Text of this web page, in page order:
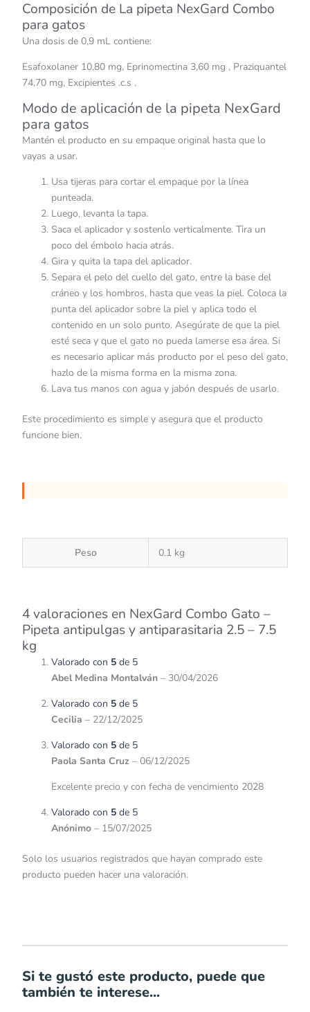
Composición de La pipeta NexGard Combo
para gatos
Una dosis de 0,9 mL contiene:
Esafoxolaner 10,80 mg, Eprinomectina 3,60 mg , Praziquantel
74,70 mg, Excipientes .c.s .
Modo de aplicación de la pipeta NexGard
para gatos
Mantén el producto en su empaque original hasta que lo
vayas a usar.
Usa tijeras para cortar el empaque por la línea
punteada.
Luego, levanta la tapa.
Saca el aplicador y sostenlo verticalmente. Tira un
poco del émbolo hacia atrás.
Gira y quita la tapa del aplicador.
Separa el pelo del cuello del gato, entre la base del
cráneo y los hombros, hasta que veas la piel. Coloca la
punta del aplicador sobre la piel y aplica todo el
contenido en un solo punto. Asegúrate de que la piel
esté seca y que el gato no pueda lamerse esa área. Si
es necesario aplicar más producto por el peso del gato,
hazlo de la misma forma en la misma zona.
Lava tus manos con agua y jabón después de usarlo.
Este procedimiento es simple y asegura que el producto
funcione bien.
Peso 0.1 kg
4 valoraciones en NexGard Combo Gato –
Pipeta antipulgas y antiparasitaria 2.5 – 7.5
kg
Valorado con 5 de 5
Abel Medina Montalván – 30/04/2026
Valorado con 5 de 5
Cecilia – 22/12/2025
Valorado con 5 de 5
Paola Santa Cruz – 06/12/2025
Excelente precio y con fecha de vencimiento 2028
Valorado con 5 de 5
Anónimo – 15/07/2025
Solo los usuarios registrados que hayan comprado este
producto pueden hacer una valoración.
Si te gustó este producto, puede que
también te interese...